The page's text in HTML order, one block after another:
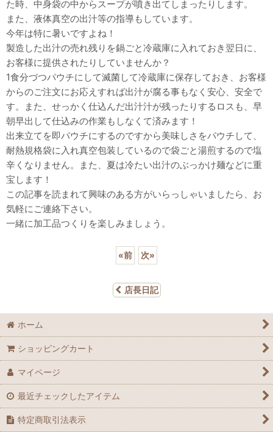
た時、中身袋の中からスープが噴き出てしまったりします。
また、液体真空の出汁等の指導もしています。
今年は特に暑いですよね！
製造した出汁の売れ残りを鍋ごと冷蔵庫に入れておき翌日に、
お客様に提供されたりしていませんか？
1食分づつパウチにして滅菌して冷蔵庫に保存しておき、お客様
からのご注文にお応えすれば出汁が腐る事もなく安心、安全で
す。また、せっかく仕込んだ出汁汁が残ったりするロスも、早
朝早出して仕込みの作業もしなくて済みます！
出来立てを即パウチにするのですから美味しさをパウチして、
耐熱規格袋に入れ真空包装しているので袋ごと湯煎するので塩
辛くなりません。また、夏は冷たい出汁のぶっかけ麺などに重
宝します！
この記事を読まれて興味のある方がいらっしゃいましたら、お
気軽にご連絡下さい。
一緒に加工品つくりを楽しみましょう。
«前 次»
店長日記
ホーム
ショッピングカート
マイページ
最近チェックしたアイテム
特定商取引法表示